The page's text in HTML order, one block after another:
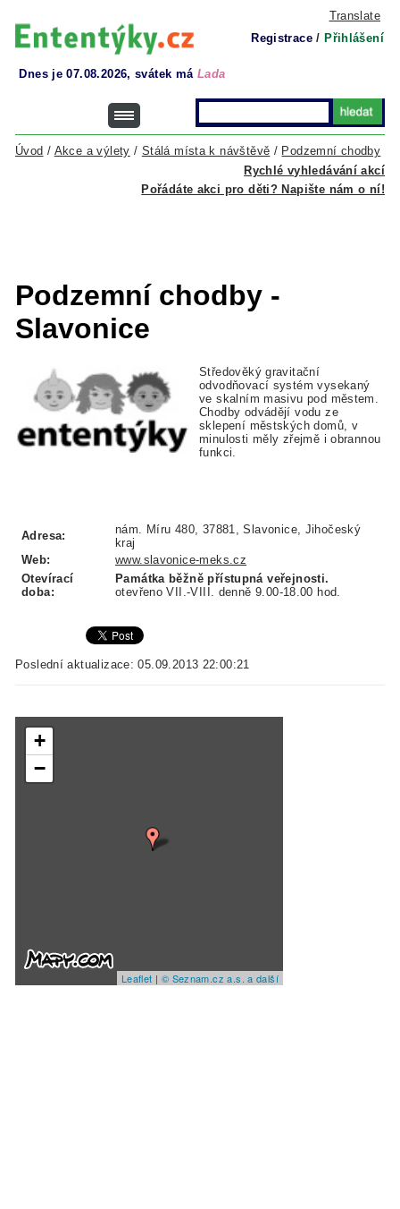
Translate
Registrace / Přihlášení
Dnes je 07.08.2026, svátek má Lada
Rychlé vyhledávání akcí
Úvod / Akce a výlety / Stálá místa k návštěvě / Podzemní chodby
Pořádáte akci pro děti? Napište nám o ní!
Podzemní chodby -
Slavonice
Středověký gravitační
odvodňovací systém vysekaný
ve skalním masivu pod městem.
Chodby odvádějí vodu ze
sklepení městských domů, v
minulosti měly zřejmě i obrannou
funkci.
Adresa:
nám. Míru 480, 37881, Slavonice, Jihočeský
kraj
Web:
www.slavonice-meks.cz
Otevírací
doba:
Památka běžně přístupná veřejnosti.
otevřeno VII.-VIII. denně 9.00-18.00 hod.
Poslední aktualizace: 05.09.2013 22:00:21
+
−
Leaflet | © Seznam.cz a.s. a další